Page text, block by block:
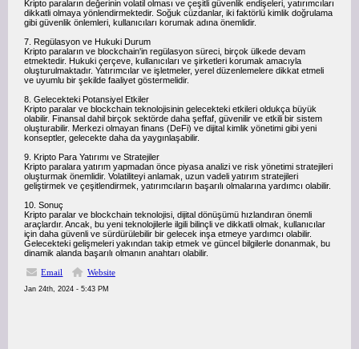
Kripto paraların değerinin volatil olması ve çeşitli güvenlik endişeleri, yatırımcıları
dikkatli olmaya yönlendirmektedir. Soğuk cüzdanlar, iki faktörlü kimlik doğrulama
gibi güvenlik önlemleri, kullanıcıları korumak adına önemlidir.
7. Regülasyon ve Hukuki Durum
Kripto paraların ve blockchain'in regülasyon süreci, birçok ülkede devam
etmektedir. Hukuki çerçeve, kullanıcıları ve şirketleri korumak amacıyla
oluşturulmaktadır. Yatırımcılar ve işletmeler, yerel düzenlemelere dikkat etmeli
ve uyumlu bir şekilde faaliyet göstermelidir.
8. Gelecekteki Potansiyel Etkiler
Kripto paralar ve blockchain teknolojisinin gelecekteki etkileri oldukça büyük
olabilir. Finansal dahil birçok sektörde daha şeffaf, güvenilir ve etkili bir sistem
oluşturabilir. Merkezi olmayan finans (DeFi) ve dijital kimlik yönetimi gibi yeni
konseptler, gelecekte daha da yaygınlaşabilir.
9. Kripto Para Yatırımı ve Stratejiler
Kripto paralara yatırım yapmadan önce piyasa analizi ve risk yönetimi stratejileri
oluşturmak önemlidir. Volatiliteyi anlamak, uzun vadeli yatırım stratejileri
geliştirmek ve çeşitlendirmek, yatırımcıların başarılı olmalarına yardımcı olabilir.
10. Sonuç
Kripto paralar ve blockchain teknolojisi, dijital dönüşümü hızlandıran önemli
araçlardır. Ancak, bu yeni teknolojilerle ilgili bilinçli ve dikkatli olmak, kullanıcılar
için daha güvenli ve sürdürülebilir bir gelecek inşa etmeye yardımcı olabilir.
Gelecekteki gelişmeleri yakından takip etmek ve güncel bilgilerle donanmak, bu
dinamik alanda başarılı olmanın anahtarı olabilir.
Email
Website
Jan 24th, 2024 - 5:43 PM